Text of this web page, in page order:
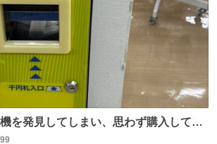
を発見してしまい、思わず購入してし
イベントが発生